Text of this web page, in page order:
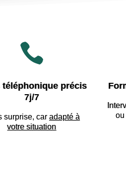

téléphonique précis
7j/7
surprise, car adapté à
votre situation
ou